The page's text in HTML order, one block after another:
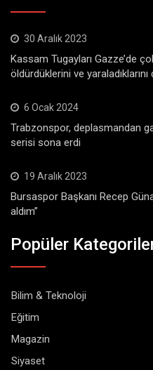
30 Aralık 2023
Kassam Tugayları Gazze’de
öldürdüklerini ve yaraladıklarını
6 Ocak 2024
Trabzonspor, deplasmandan
serisi sona erdi
19 Aralık 2023
Bursaspor Başkanı Recep
aldım”
Popüler
Bilim & Teknoloji
Eğitim
Magazin
Siyaset